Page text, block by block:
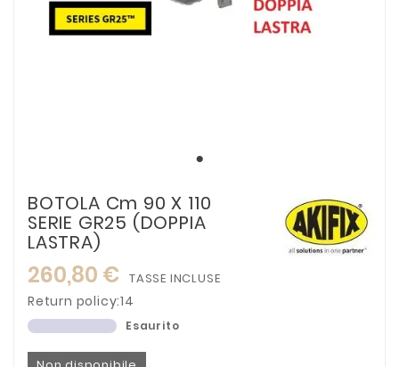
BOTOLA Cm 90 X 110
SERIE GR25 (DOPPIA
LASTRA)
260,80 € TASSE INCLUSE
Return policy:14
Esaurito